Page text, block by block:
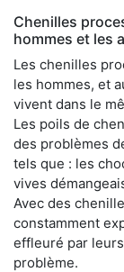
Chenilles
hommes et les
Les chenilles
les hommes, et
vivent dans le
Les poils de
des problèmes
tels que : les
vives
Avec des
constamment
effleuré par
problème.